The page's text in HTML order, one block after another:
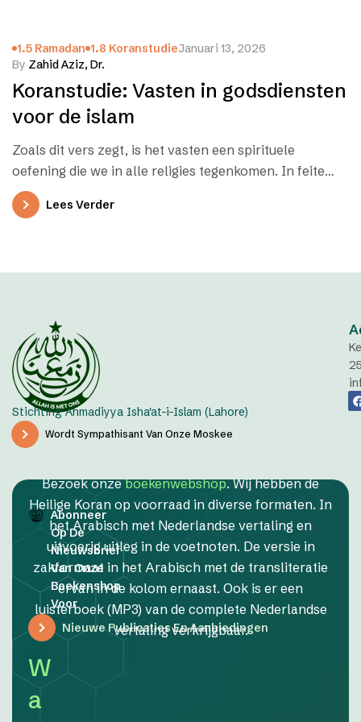
1.5 Ramadan 1.8 KoranstudieJanuari 13, 2026
By Zahid Aziz, Dr.
Koranstudie: Vasten in godsdiensten
voor de islam
Zoals dit vers zegt, is het vasten een spirituele
oefening die we in alle religies tegenkomen. In feite
vastten de…
Lees Verder
Stichting Ahmadiyya Isha'at-i-Islam (Lahore)
Wordt Sympathisant Van Onze Moskee
Abonneer
Op De
Nieuwsbrief
Van Onze
Boekenshop
Voor
Nieuwe Publicaties En Aanbiedingen
W
a
Bezoek onzeboekenwebshop. Wij hebben de
Heilige Koran op voorraad in diverse formaten. In
het Arabisch met Nederlandse vertaling en
uitvoerig uitleg in de voetnoten. De versie in
zakformaat in het Arabisch met de transliteratie
ervan in de kolom ernaast. Ook is er een
luisterboek (MP3) van de complete Nederlandse
vertaling verkrijgbaar.